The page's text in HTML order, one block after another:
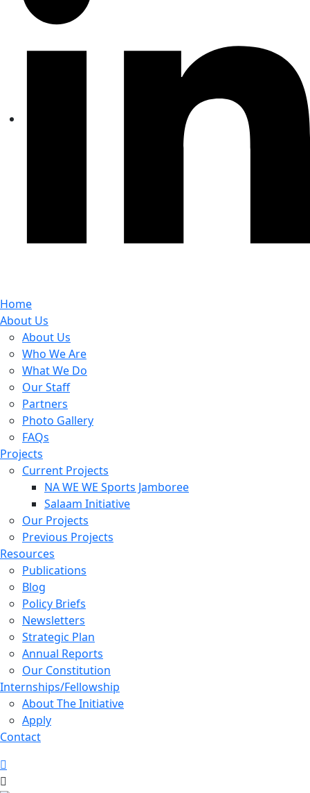
Home
About Us
About Us
Who We Are
What We Do
Our Staff
Partners
Photo Gallery
FAQs
Projects
Current Projects
NA WE WE Sports Jamboree
Salaam Initiative
Our Projects
Previous Projects
Resources
Publications
Blog
Policy Briefs
Newsletters
Strategic Plan
Annual Reports
Our Constitution
Internships/Fellowship
About The Initiative
Apply
Contact